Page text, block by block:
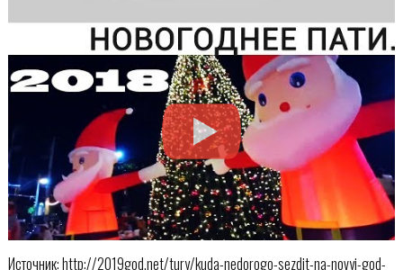
Источник: http://2019god.net/tury/kuda-nedorogo-sezdit-na-novyj-god-